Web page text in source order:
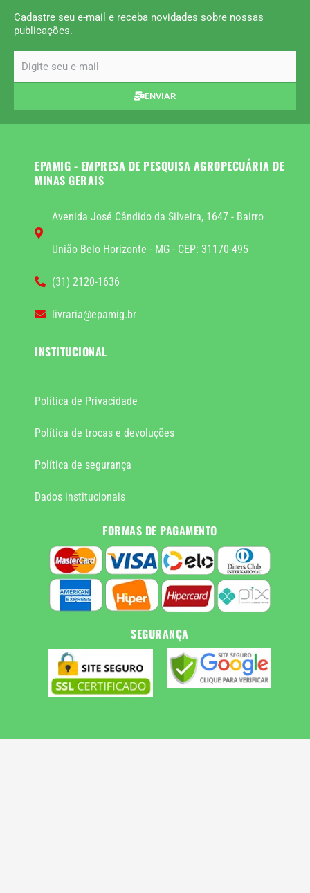
Cadastre seu e-mail e receba novidades sobre nossas
publicações.
ENVIAR
EPAMIG - EMPRESA DE PESQUISA AGROPECUÁRIA DE
MINAS GERAIS
Avenida José Cândido da Silveira, 1647 - Bairro
União Belo Horizonte - MG - CEP: 31170-495
(31) 2120-1636
livraria@epamig.br
INSTITUCIONAL
Política de Privacidade
Política de trocas e devoluções
Política de segurança
Dados institucionais
FORMAS DE PAGAMENTO
SEGURANÇA